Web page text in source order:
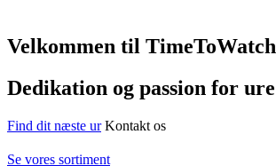
Velkommen til TimeToWatch
Dedikation og passion for ure
Find dit næste ur Kontakt os
Se vores sortiment